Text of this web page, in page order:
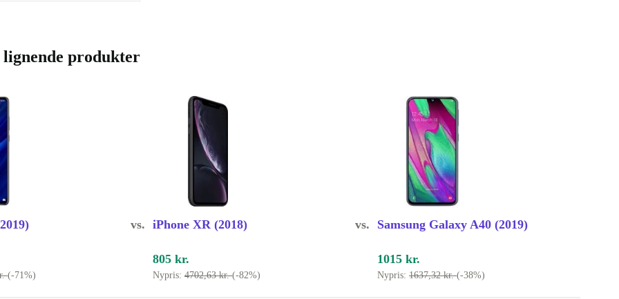
hvis du
produkter
vs. iPhone XR (2018) vs. Samsung Galaxy A40 (2019)
(-71%)
805 kr.
Nypris: 4702,63 kr.(-82%)
1015 kr.
Nypris: 1637,32 kr.(-38%)